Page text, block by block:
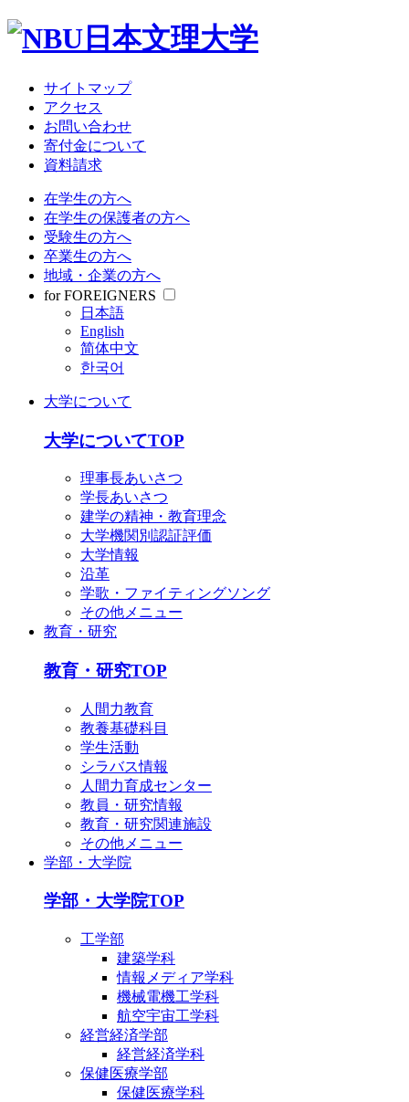
サイトマップ
アクセス
お問い合わせ
寄付金について
資料請求
在学生の方へ
在学生の保護者の方へ
受験生の方へ
卒業生の方へ
地域・企業の方へ
for FOREIGNERS
日本語
English
简体中文
한국어
大学について
大学についてTOP
理事長あいさつ
学長あいさつ
建学の精神・教育理念
大学機関別認証評価
大学情報
沿革
学歌・ファイティングソング
その他メニュー
教育・研究
教育・研究TOP
人間力教育
教養基礎科目
学生活動
シラバス情報
人間力育成センター
教員・研究情報
教育・研究関連施設
その他メニュー
学部・大学院
学部・大学院TOP
工学部
建築学科
情報メディア学科
機械電機工学科
航空宇宙工学科
経営経済学部
経営経済学科
保健医療学部
保健医療学科
大学について
教育・研究
受験情報
就職関連
学生生活
サイトマップ
アクセス
お問い合わせ
寄付金について
資料請求
在学生の方へ
在学生の保護者の方へ
受験生の方へ
卒業生の方へ
地域・企業の方へ
日本語
简体中文